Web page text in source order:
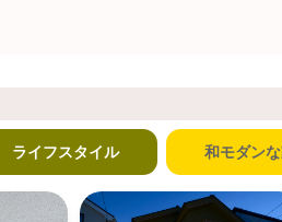
ライフスタイル 和モダン